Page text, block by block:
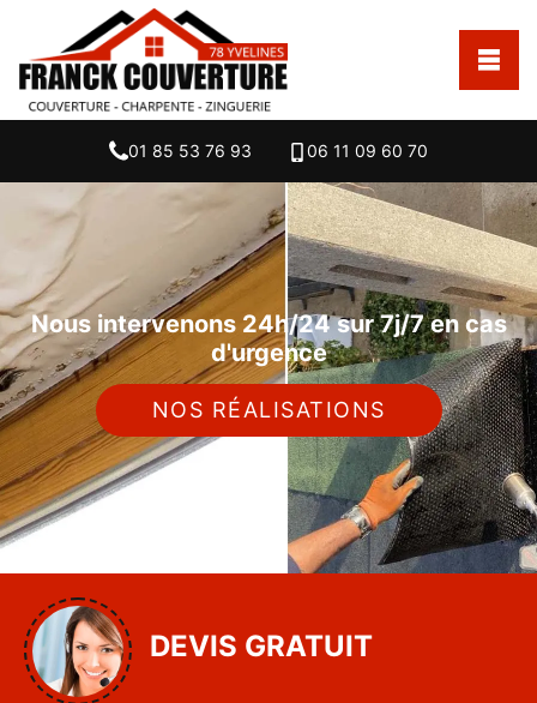
01 85 53 76 93 06 11 09 60 70
Nous intervenons 24h/24 sur 7j/7 en cas
d'urgence
NOS RÉALISATIONS
DEVIS GRATUIT